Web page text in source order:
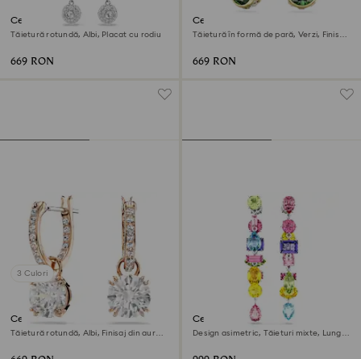
Cercei cu drop Una Angelic
Tăietură rotundă, Albi, Placat cu rodiu
669 RON
Cercei cu drop Chroma
Tăietură în formă de pară, Verzi, Finisaj
669 RON
3 Culori
Cercei cu drop Stilla
Tăietură rotundă, Albi, Finisaj din aur
Cercei cu drop Gema
Design asimetric, Tăieturi mixte, Lungi,